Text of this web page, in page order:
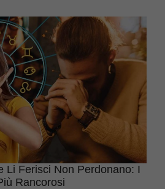
Li Ferisci Non Perdonano: I
Rancorosi